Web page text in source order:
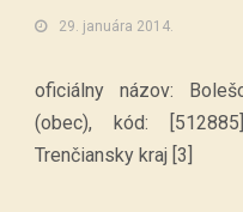
29. januára 2014.
oficiálny názov:
(obec), kód:
Trenčiansky kraj [3]